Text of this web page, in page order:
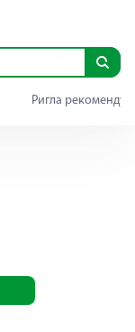
Ригла